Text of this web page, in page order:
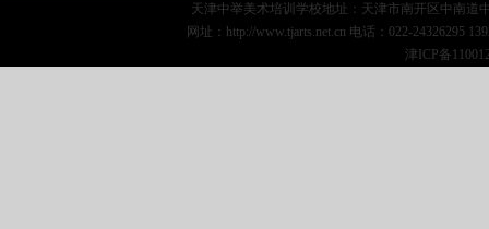
天津中举美术培训学校地址：天津市南开区中南道
网址：http://www.tjarts.net.cn 电话：022-24326295
津ICP备